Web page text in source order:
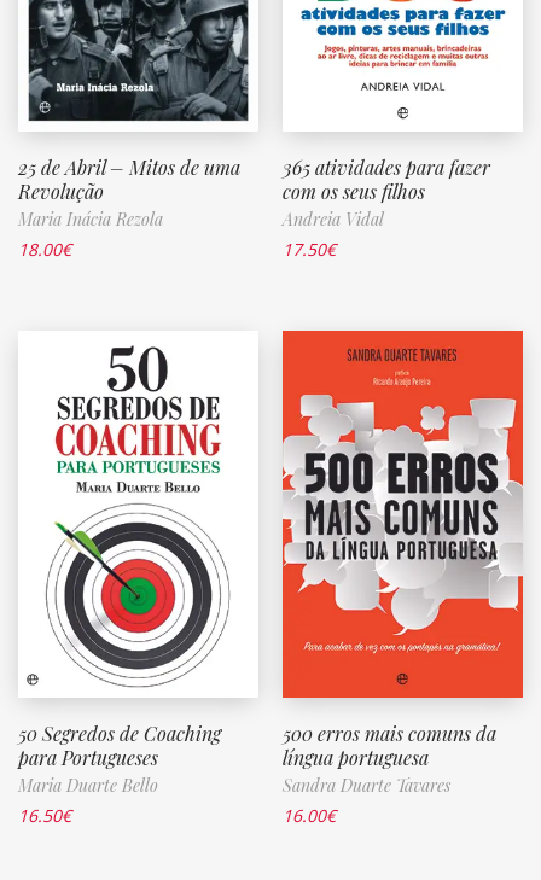
25 de Abril – Mitos de uma
Revolução
Maria Inácia Rezola
18.00€
365 atividades para fazer
com os seus filhos
Andreia Vidal
17.50€
50 Segredos de Coaching
para Portugueses
Maria Duarte Bello
16.50€
500 erros mais comuns da
língua portuguesa
Sandra Duarte Tavares
16.00€